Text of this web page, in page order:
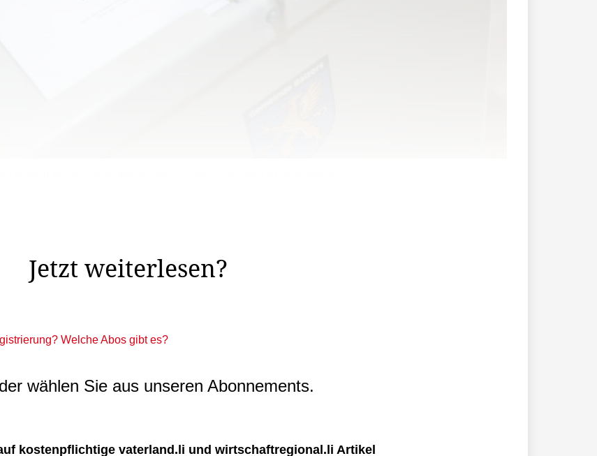
Jetzt weiterlesen?
Welche Abos gibt es?
wählen Sie aus unseren Abonnements.
kostenpflichtige vaterland.li und wirtschaftregional.li Artikel